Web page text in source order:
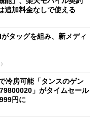
追加料金なしで使える
タッグを組み、新メディ
冷房可能「タンスのゲン
」がタイムセール
円に